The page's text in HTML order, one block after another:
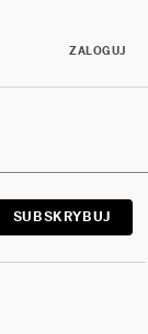
ZALOGUJ
SUBSKRYBUJ